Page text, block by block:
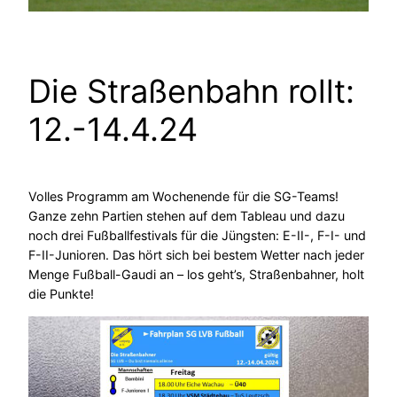
Die Straßenbahn rollt:
12.-14.4.24
Volles Programm am Wochenende für die SG-Teams!
Ganze zehn Partien stehen auf dem Tableau und dazu
noch drei Fußballfestivals für die Jüngsten: E-II-, F-I- und
F-II-Junioren. Das hört sich bei bestem Wetter nach jeder
Menge Fußball-Gaudi an – los geht’s, Straßenbahner, holt
die Punkte!